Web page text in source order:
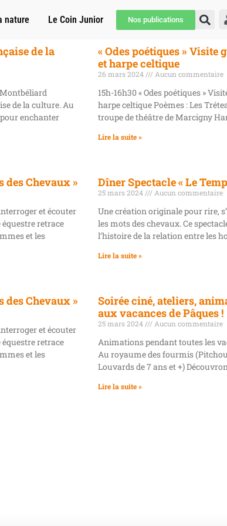
nature Le Coin Junior Nos publications
de la
Montbéliard
de la culture. Au
enchanter
« Odes poétiques » Visite
et harpe celtique
26 mars 2024 Aucun commentaire
15h-16h30 « Odes poétiques »
harpe celtique Poèmes : Les
troupe de théâtre de Marcigny
Lire la suite »
des Chevaux »
et écouter
équestre retrace
et les
Dîner Spectacle « Le
25 mars 2024 Aucun commentaire
Une création originale pour rire,
les mots des chevaux. Ce
l’histoire de la relation entre les
Lire la suite »
des Chevaux »
et écouter
équestre retrace
et les
Soirée ciné, ateliers,
aux vacances de Pâques !
25 mars 2024 Aucun commentaire
Animations pendant toutes les
Au royaume des fourmis
Louvards de 7 ans et +)
Lire la suite »